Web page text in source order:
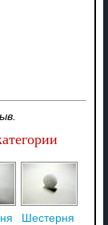
Шестерня